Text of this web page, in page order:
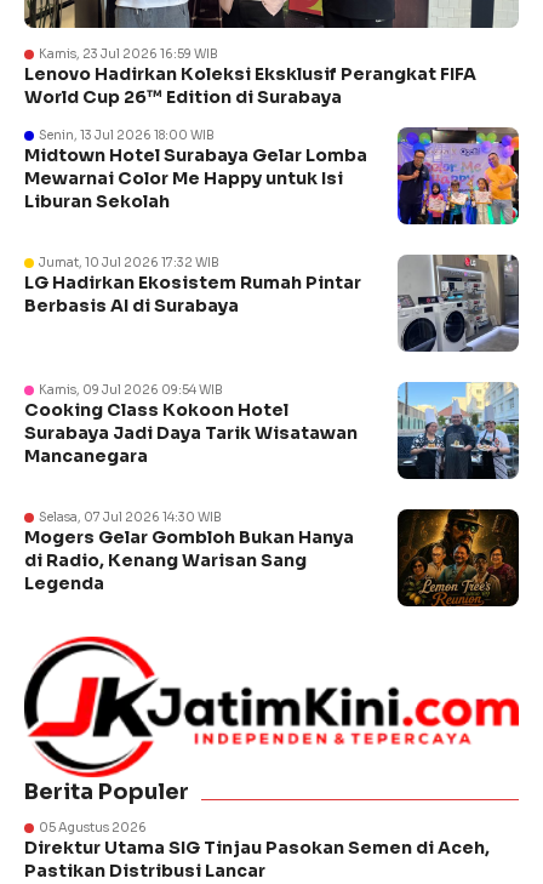
Kamis, 23 Jul 2026 16:59 WIB
Lenovo Hadirkan Koleksi Eksklusif Perangkat FIFA
World Cup 26™ Edition di Surabaya
Senin, 13 Jul 2026 18:00 WIB
Midtown Hotel Surabaya Gelar Lomba
Mewarnai Color Me Happy untuk Isi
Liburan Sekolah
Jumat, 10 Jul 2026 17:32 WIB
LG Hadirkan Ekosistem Rumah Pintar
Berbasis AI di Surabaya
Kamis, 09 Jul 2026 09:54 WIB
Cooking Class Kokoon Hotel
Surabaya Jadi Daya Tarik Wisatawan
Mancanegara
Selasa, 07 Jul 2026 14:30 WIB
Mogers Gelar Gombloh Bukan Hanya
di Radio, Kenang Warisan Sang
Legenda
Berita Populer
05 Agustus 2026
Direktur Utama SIG Tinjau Pasokan Semen di Aceh,
Pastikan Distribusi Lancar